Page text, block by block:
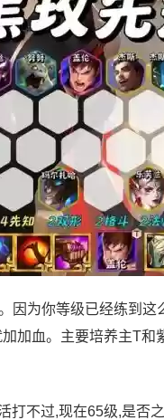
因为你等级已经练到
加血。主要培养主T
打不过,现在65级,是否